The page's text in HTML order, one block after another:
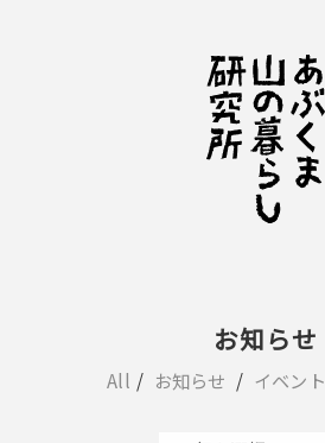
お知らせ
All お知らせ イベント